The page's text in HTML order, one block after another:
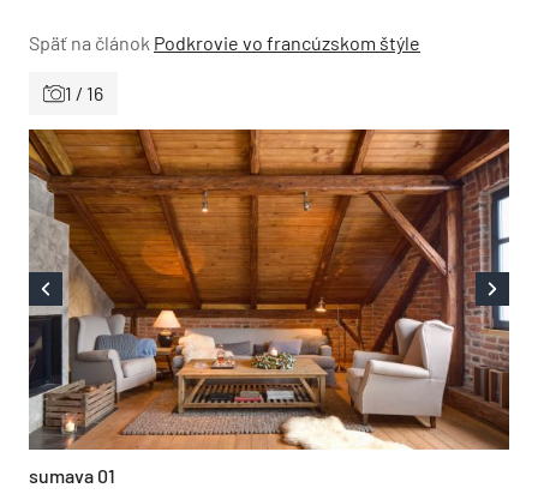
Späť na článok Podkrovie vo francúzskom štýle
1 / 16
sumava 01